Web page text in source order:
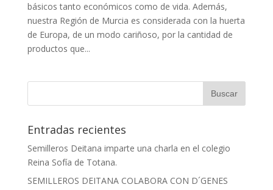
básicos tanto económicos como de vida. Además,
nuestra Región de Murcia es considerada con la huerta
de Europa, de un modo cariñoso, por la cantidad de
productos que...
Entradas recientes
Semilleros Deitana imparte una charla en el colegio
Reina Sofía de Totana.
SEMILLEROS DEITANA COLABORA CON D´GENES